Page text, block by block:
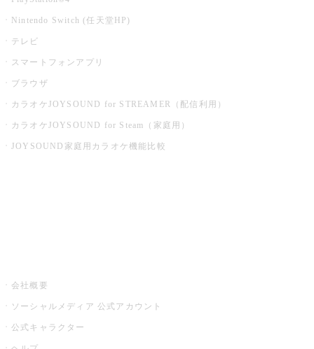
Nintendo Switch (任天堂HP)
テレビ
スマートフォンアプリ
ブラウザ
カラオケJOYSOUND for STREAMER（配信利用）
カラオケJOYSOUND for Steam（家庭用）
JOYSOUND家庭用カラオケ機能比較
会社概要
ソーシャルメディア 公式アカウント
公式キャラクター